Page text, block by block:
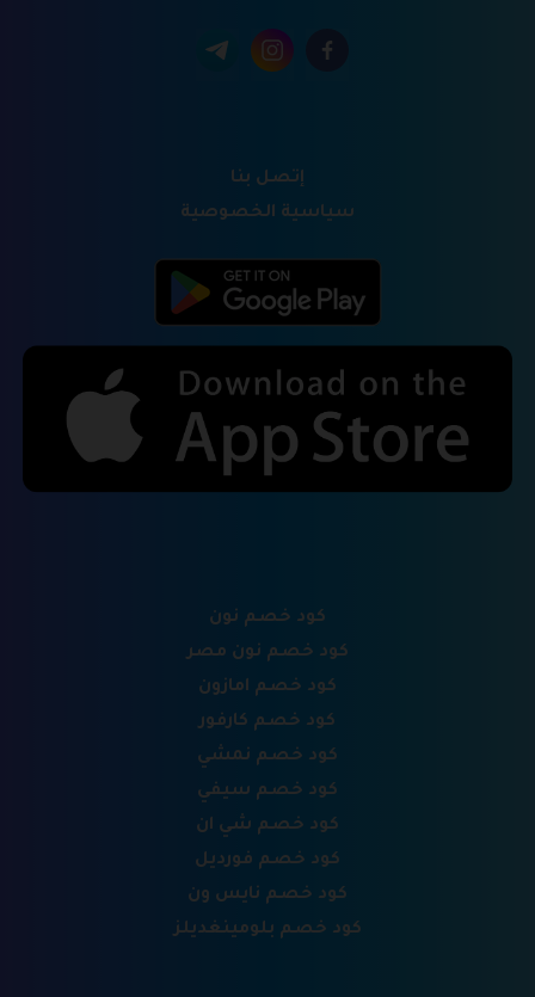
إتصل بنا
سياسية الخصوصية
كود خصم نون
كود خصم نون مصر
كود خصم امازون
كود خصم كارفور
كود خصم نمشي
كود خصم سيفي
كود خصم شي ان
كود خصم فورديل
كود خصم نايس ون
كود خصم بلومينغديلز